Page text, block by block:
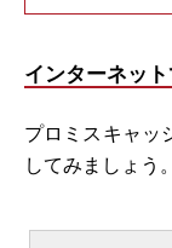
インターネッ
プロミスキャッ
してみましょう。